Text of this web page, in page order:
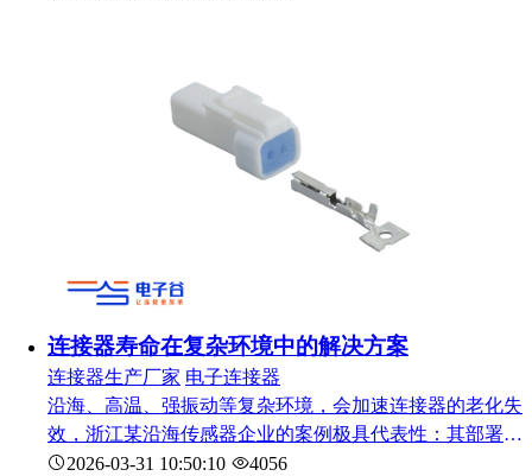
连接器寿命在复杂环境中的解决方案
连接器生产厂家 电子连接器
沿海、高温、强振动等复杂环境，会加速连接器的老化失
效，浙江某沿海传感器企业的案例极具代表性：其部署在
滩涂的传感器，因连接器受盐雾腐蚀、湿度影响，仅1年就
2026-03-31 10:50:10 4056